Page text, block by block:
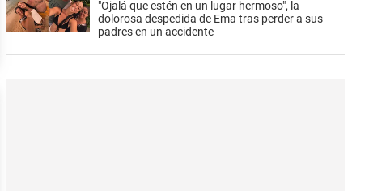
"Ojalá que estén en un lugar hermoso", la
dolorosa despedida de Ema tras perder a sus
padres en un accidente